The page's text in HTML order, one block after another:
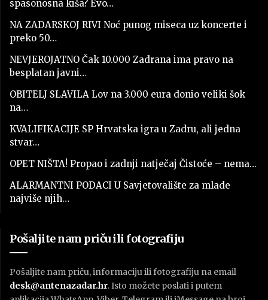
spasonosna kiša? Evo…
NA ZADARSKOJ RIVI Noć punog miseca uz koncerte i
preko 50…
NEVJEROJATNO Čak 10.000 Zadrana ima pravo na
besplatan javni…
OBITELJ SLAVILA Lov na 3.000 eura donio veliki šok
na…
KVALIFIKACIJE SP Hrvatska igra u Zadru, ali jedna
stvar…
OPET NIŠTA! Propao i zadnji natječaj Čistoće – nema…
ALARMANTNI PODACI U Savjetovalište za mlade
najviše njih…
Pošaljite nam priču ili fotografiju
Pošaljite nam priču, informaciju ili fotografiju na email
desk@antenazadar.hr. Isto možete poslati i putem